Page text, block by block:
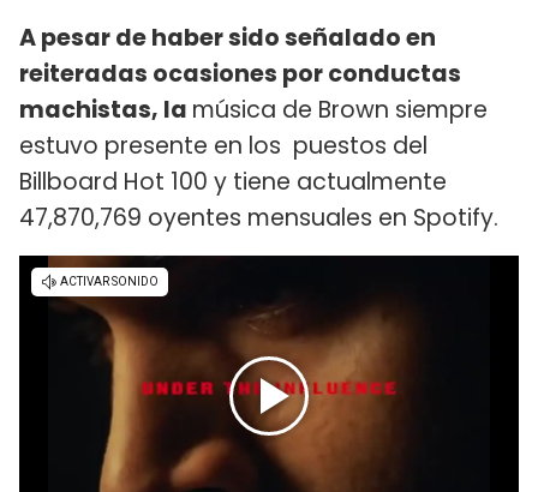
A pesar de haber sido señalado en
reiteradas ocasiones por conductas
machistas, la música de Brown siempre
estuvo presente en los puestos del
Billboard Hot 100 y tiene actualmente
47,870,769 oyentes mensuales en Spotify.